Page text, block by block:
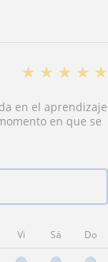
de
y
gramática de
a su
★ ★ ★ ★ ★
en el aprendizaje
en que se
Vi Sá Do